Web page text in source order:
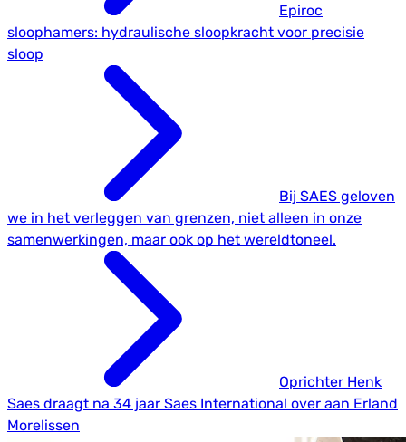
Epiroc
sloophamers: hydraulische sloopkracht voor precisie
sloop
Bij SAES geloven
we in het verleggen van grenzen, niet alleen in onze
samenwerkingen, maar ook op het wereldtoneel.
Oprichter Henk
Saes draagt na 34 jaar Saes International over aan Erland
Morelissen